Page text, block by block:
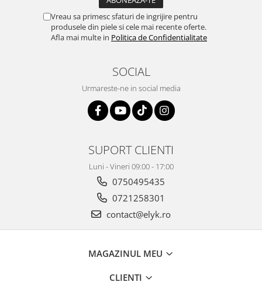
Vreau sa primesc sfaturi de ingrijire pentru
produsele din piele si cele mai recente oferte.
Afla mai multe in Politica de Confidentialitate
SOCIAL
Urmareste-ne in social media
SUPORT CLIENTI
Luni - Vineri 09:00 - 17:00
0750495435
0721258301
contact@elyk.ro
MAGAZINUL MEU
CLIENTI